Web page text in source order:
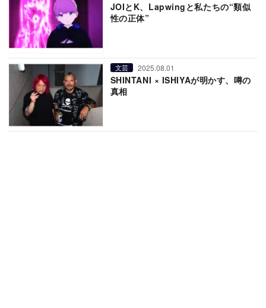
JOIとK、Lapwingと私たちの“類似
性の正体”
文芸 2025.08.01
SHINTANI × ISHIYAが明かす、噂の
真相